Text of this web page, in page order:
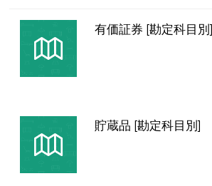
有価証券 [勘定科目別]
貯蔵品 [勘定科目別]